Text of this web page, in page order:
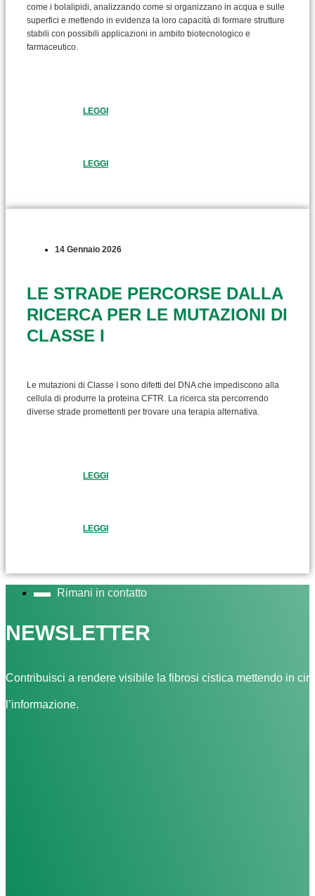
come i bolalipidi, analizzando come si organizzano in acqua e sulle
superfici e mettendo in evidenza la loro capacità di formare strutture
stabili con possibili applicazioni in ambito biotecnologico e
farmaceutico.
LEGGI
LEGGI
14 Gennaio 2026
LE STRADE PERCORSE DALLA
RICERCA PER LE MUTAZIONI DI
CLASSE I
Le mutazioni di Classe I sono difetti del DNA che impediscono alla
cellula di produrre la proteina CFTR. La ricerca sta percorrendo
diverse strade promettenti per trovare una terapia alternativa.
LEGGI
LEGGI
Rimani in contatto
NEWSLETTER
Contribuisci a rendere visibile la fibrosi cistica mettendo in
l’informazione.